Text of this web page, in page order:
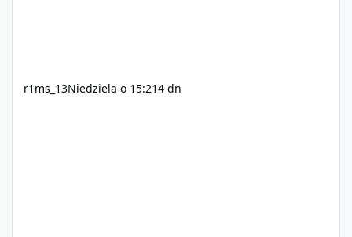
r1ms_13Niedziela o 15:214 dn